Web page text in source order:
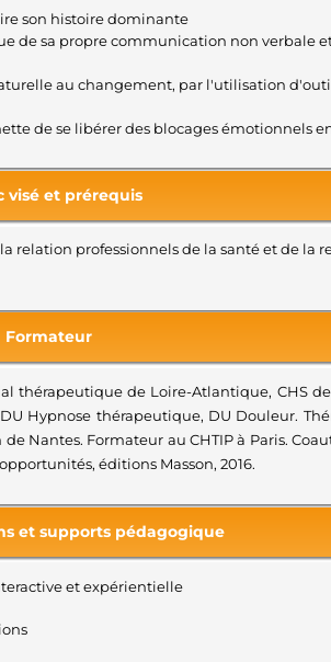
son histoire dominante
de sa propre communication non verbale
au changement, par l'utilisation
de se libérer des blocages émotionnels
visé et prérequis
professionnels de la santé et de la
Formateur
thérapeutique de Loire-Atlantique, CHS
Hypnose thérapeutique, DU Douleur.
Nantes. Formateur au CHTIP à Paris.
éditions Masson, 2016.
et supports pédagogique
et expérientielle